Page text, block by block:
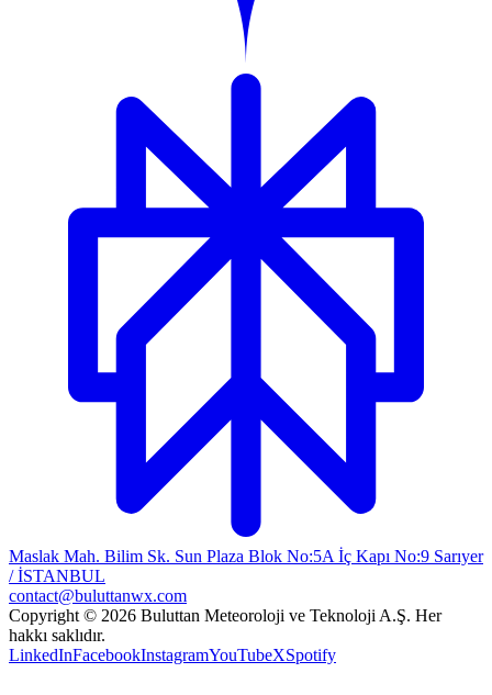
Maslak Mah. Bilim Sk. Sun Plaza Blok No:5A İç Kapı No:9 Sarıyer
/ İSTANBUL
contact@buluttanwx.com
Copyright © 2026 Buluttan Meteoroloji ve Teknoloji A.Ş. Her
hakkı saklıdır.
LinkedInFacebookInstagramYouTubeXSpotify